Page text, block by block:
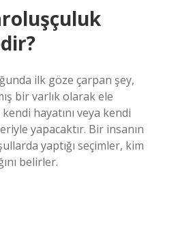
ilk göze çarpan şey,
bir varlık olarak ele
hayatını veya kendi
yapacaktır. Bir insanın
yaptığı seçimler, kim
belirler.